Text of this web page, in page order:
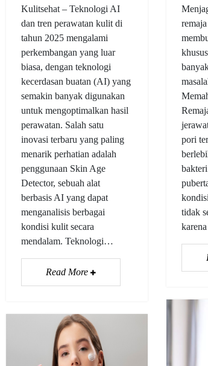
Kulitsehat – Teknologi AI
dan tren perawatan kulit di
tahun 2025 mengalami
perkembangan yang luar
biasa, dengan teknologi
kecerdasan buatan (AI) yang
semakin banyak digunakan
untuk mengoptimalkan hasil
perawatan. Salah satu
inovasi terbaru yang paling
menarik perhatian adalah
penggunaan Skin Age
Detector, sebuah alat
berbasis AI yang dapat
menganalisis berbagai
kondisi kulit secara
mendalam. Teknologi…
Read More
pori
tidak